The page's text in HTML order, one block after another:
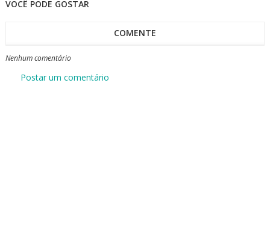
VOCÊ PODE GOSTAR
COMENTE
Nenhum comentário
Postar um comentário